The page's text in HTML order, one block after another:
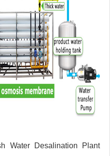
Water Desalination Plant